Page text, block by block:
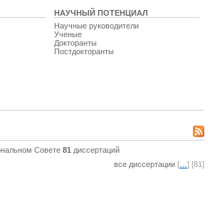
НАУЧНЫЙ ПОТЕНЦИАЛ
Научные руководители
Ученые
Докторанты
Постдокторанты
Совете 81 диссертаций
все диссертации [ ] [81]